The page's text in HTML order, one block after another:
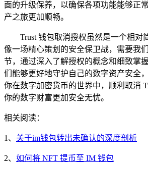
面的升级保养，以确保各项功能能够正
产之旅更加顺畅。
Trust 钱包取消授权虽然是一个相对
像一场精心策划的安全保卫战，需要我
节，通过深入了解授权的概念和细致掌
们能够更好地守护自己的数字资产安全
你在数字加密货币的世界中，顺利取消
你的数字财富更加安全无忧。
相关阅读：
1、 关于im钱包转出未确认的深度剖析
2、 如何将 NFT 提币至 IM 钱包